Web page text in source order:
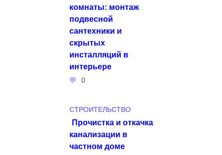
комнаты: монтаж
подвесной
сантехники и
скрытых
инсталляций в
интерьере
0
СТРОИТЕЛЬСТВО
Прочистка и откачка
канализации в
частном доме